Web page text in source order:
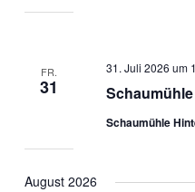
FR.
31
31. Juli 2026 um
Schaumühle
August 2026